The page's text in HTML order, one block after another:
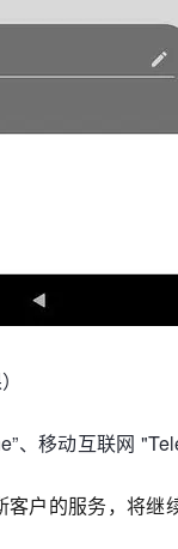
、移动互联网
户的服务，将